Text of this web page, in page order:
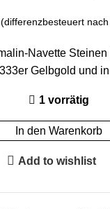
Navette
Gelbgold und
1 vorrätig
In den Warenkorb
Add to wishlist